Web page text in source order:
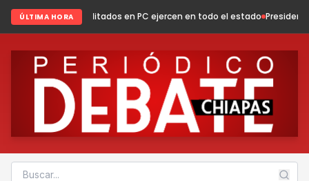
ÚLTIMA HORA
en PC ejercen en todo el estado Presidenta Fabiola Ricci